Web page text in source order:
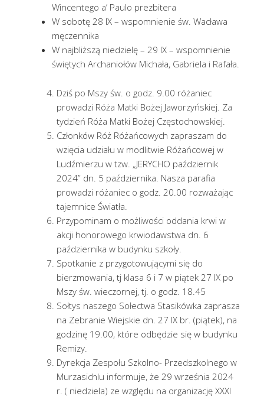
Wincentego a’ Paulo prezbitera
W sobotę 28 IX – wspomnienie św. Wacława
męczennika
W najbliższą niedzielę – 29 IX – wspomnienie
świętych Archaniołów Michała, Gabriela i Rafała.
Dziś po Mszy św. o godz. 9.00 różaniec
prowadzi Róża Matki Bożej Jaworzyńskiej. Za
tydzień Róża Matki Bożej Częstochowskiej.
Członków Róż Różańcowych zapraszam do
wzięcia udziału w modlitwie Różańcowej w
Ludźmierzu w tzw. „JERYCHO październik
2024” dn. 5 października. Nasza parafia
prowadzi różaniec o godz. 20.00 rozważając
tajemnice Światła.
Przypominam o możliwości oddania krwi w
akcji honorowego krwiodawstwa dn. 6
października w budynku szkoły.
Spotkanie z przygotowującymi się do
bierzmowania, tj klasa 6 i 7 w piątek 27 IX po
Mszy św. wieczornej, tj. o godz. 18.45
Sołtys naszego Sołectwa Stasikówka zaprasza
na Zebranie Wiejskie dn. 27 IX br. (piątek), na
godzinę 19.00, które odbędzie się w budynku
Remizy.
Dyrekcja Zespołu Szkolno- Przedszkolnego w
Murzasichlu informuje, że 29 września 2024
r. ( niedziela) ze względu na organizację XXXI